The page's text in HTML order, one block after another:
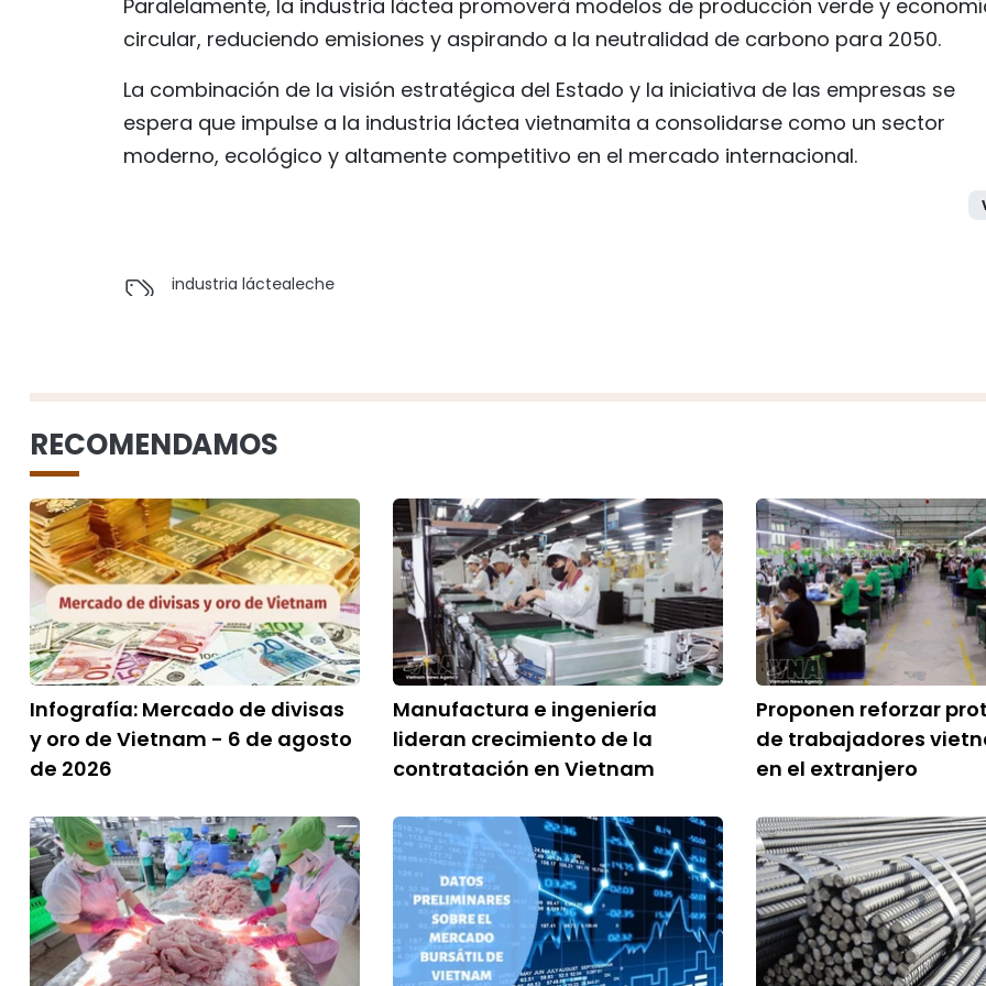
Paralelamente, la industria láctea promoverá modelos de producción verde y
circular, reduciendo emisiones y aspirando a la neutralidad de carbono para 2050.
La combinación de la visión estratégica del Estado y la iniciativa de las empresas se
espera que impulse a la industria láctea vietnamita a consolidarse como un sector
moderno, ecológico y altamente competitivo en el mercado internacional.
industria láctealeche
RECOMENDAMOS
Infografía: Mercado de divisas
y oro de Vietnam - 6 de agosto
de 2026
Manufactura e ingeniería
lideran crecimiento de la
contratación en Vietnam
Proponen reforzar
de trabajadores
en el extranjero